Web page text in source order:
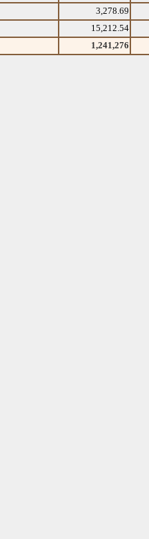
3,278.69
15,212.54
1,241,276